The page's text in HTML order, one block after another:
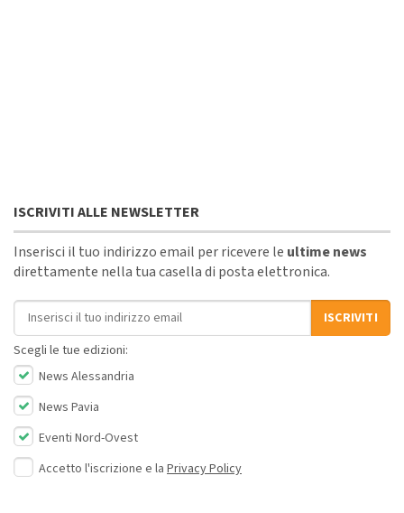
ISCRIVITI ALLE NEWSLETTER
Inserisci il tuo indirizzo email per ricevere le ultime news
direttamente nella tua casella di posta elettronica.
Indirizzo email
ISCRIVITI
Scegli le tue edizioni:
News Alessandria
News Pavia
Eventi Nord-Ovest
Accetto l'iscrizione e la Privacy Policy